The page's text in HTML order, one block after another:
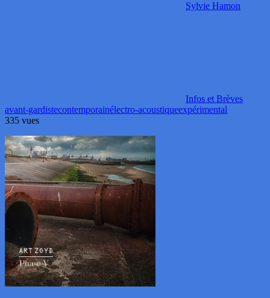
Sylvie Hamon
Infos et Brèves
avant-gardistecontemporainélectro-acoustiqueexpérimental
335 vues